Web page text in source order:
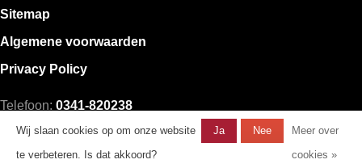
Sitemap
Algemene voorwaarden
Privacy Policy
Telefoon: 0341-820238
E-mail:
klantenservice@mystore.nl
Wij slaan cookies op om onze website
te verbeteren. Is dat akkoord?
Ja Nee
Meer over
cookies »